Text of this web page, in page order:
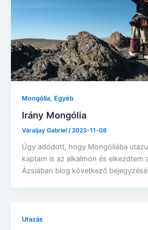
Mongólia, Egyéb
Irány Mongólia
Váraljay Gabriel/2023-11-08
Úgy adódott, hogy Mongóliába
kaptam is az alkalmon és elkezdtem
Ázsiában blog következő
Utazás